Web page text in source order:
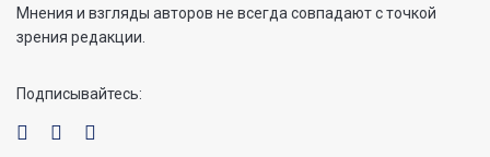
Мнения и взгляды авторов не всегда совпадают с точкой
зрения редакции.
Подписывайтесь: